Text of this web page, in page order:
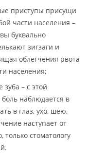
приступы присущи
части населения –
буквально
зигзаги и
облегчения рвота
населения;
– с этой
наблюдается в
в глаз, ухо, шею,
наступает от
стоматологу